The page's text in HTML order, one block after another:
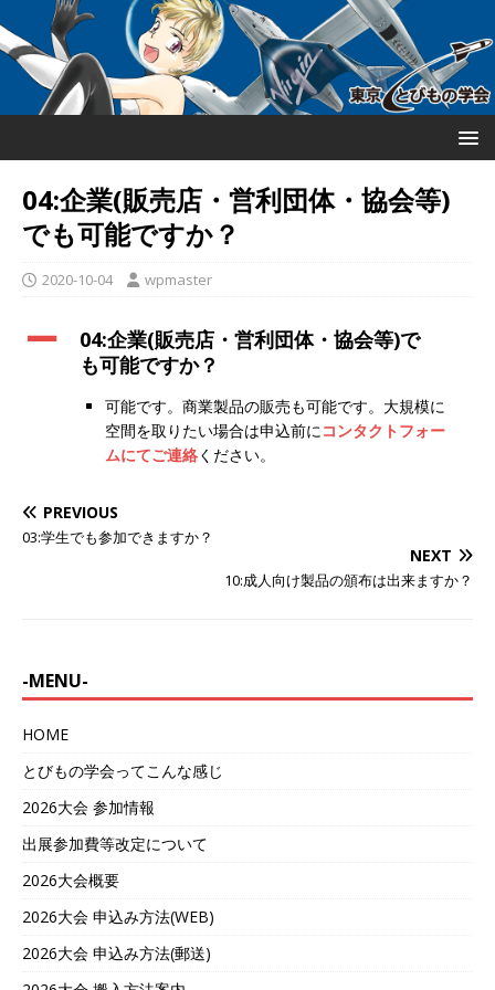
04:企業(販売店・営利団体・協会等)
でも可能ですか？
2020-10-04 wpmaster
A
04:企業(販売店・営利団体・協会等)で
も可能ですか？
可能です。商業製品の販売も可能です。大規模に
空間を取りたい場合は申込前に コンタクトフォー
ムにてご連絡ください。
PREVIOUS
03:学生でも参加できますか？
NEXT
10:成人向け製品の頒布は出来ますか？
-MENU-
HOME
とびもの学会ってこんな感じ
2026大会 参加情報
出展参加費等改定について
2026大会概要
2026大会 申込み方法(WEB)
2026大会 申込み方法(郵送)